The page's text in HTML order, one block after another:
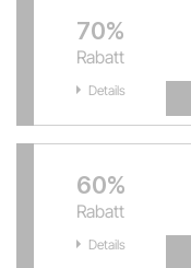
70%
Rabatt
Details
60%
Rabatt
Details